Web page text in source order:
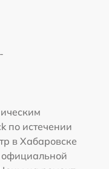
по истечении
в Хабаровске
официальной